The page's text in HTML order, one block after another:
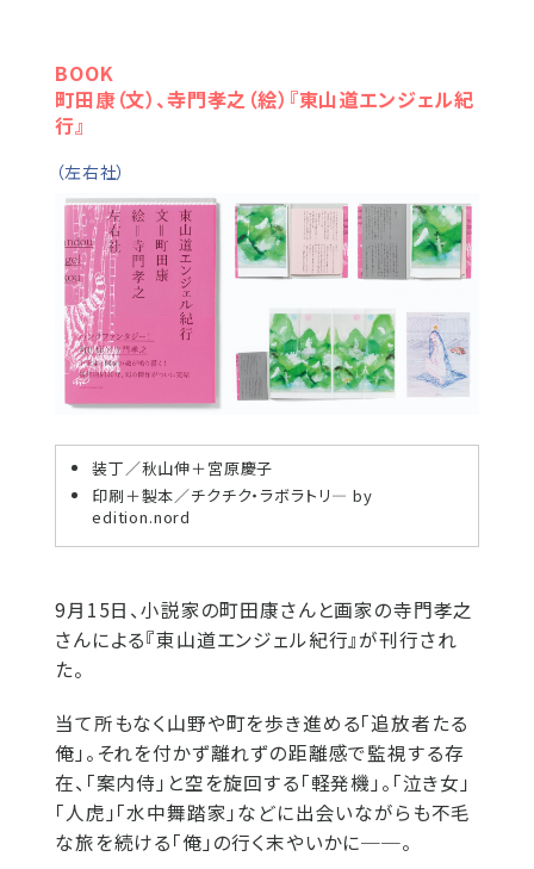
BOOK
町田康（文）、寺門孝之（絵）『東山道エンジェル紀
行』
（左右社）
装丁／秋山伸＋宮原慶子
印刷＋製本／チクチク・ラボラトリ― by
edition.nord
9月15日、小説家の町田康さんと画家の寺門孝之
さんによる『東山道エンジェル紀行』が刊行され
た。
当て所もなく山野や町を歩き進める「追放者たる
俺」。それを付かず離れずの距離感で監視する存
在、「案内侍」と空を旋回する「軽発機」。「泣き女」
「人虎」「水中舞踏家」などに出会いながらも不毛
な旅を続ける「俺」の行く末やいかに──。